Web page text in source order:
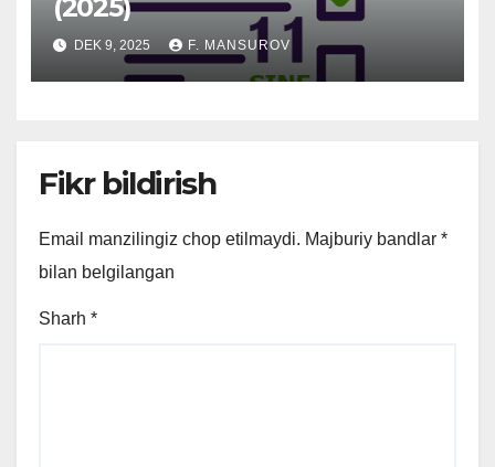
(2025)
DEK 9, 2025 F. MANSUROV
Fikr bildirish
Email manzilingiz chop etilmaydi. Majburiy bandlar *
bilan belgilangan
Sharh *